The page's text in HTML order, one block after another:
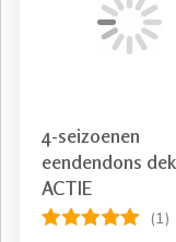
varianten. Gaat u
eendendons, of
zoveel wensen.
Tip: kijk ook
heeft u een
nieuwe donzen
4-seizoenen
eendendons
ACTIE
(1)